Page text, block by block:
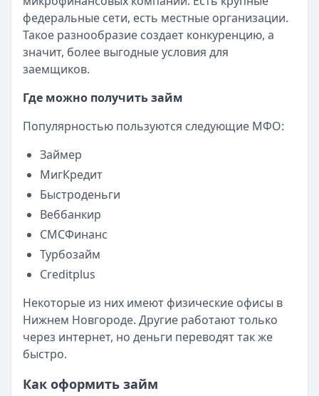
57 сервисов микрозаймов через Госуслуги: где
Кратко:Авторизация через Госуслуги ускоряет
Опубликовано:23 ноября 2025 г.
Категория:МФО
Смс о «одобренном займе» от Bigmani Ru: как
Кратко:
Пришло СМС об одобрении займа от Bigmani
Опубликовано:
23 ноября 2025 г.
Категория:МФО
Читать новость
Все новости
федеральные сети, есть местные организации.
Такое разнообразие создает конкуренцию, а
значит, более выгодные условия для
заемщиков.
Где можно получить займ
Популярностью пользуются следующие МФО:
Займер
МигКредит
Быстроденьги
Веббанкир
СМСФинанс
Турбозайм
Creditplus
Некоторые из них имеют физические офисы в
Нижнем Новгороде. Другие работают только
через интернет, но деньги переводят так же
быстро.
Как оформить займ